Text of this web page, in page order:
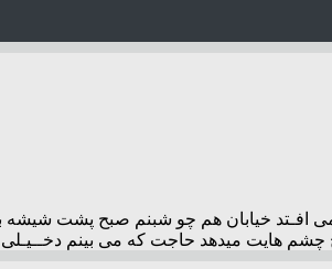
می افـتد خیابان هم چو شبنم صبح پشت
هایت میدهد حاجت که می بینم